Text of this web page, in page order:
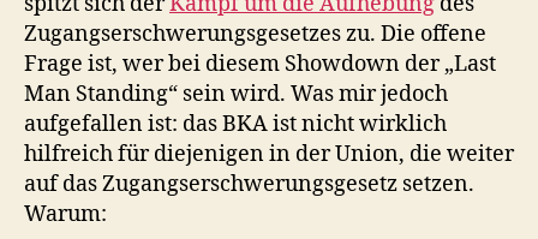
Zugangserschwerungsgesetzes zu. Die offene
Frage ist, wer bei diesem Showdown der „Last
Man Standing“ sein wird. Was mir jedoch
aufgefallen ist: das BKA ist nicht wirklich
hilfreich für diejenigen in der Union, die weiter
auf das Zugangserschwerungsgesetz setzen.
Warum: